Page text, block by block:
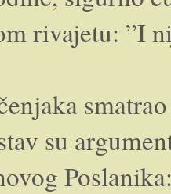
rivajetu: ”I
su